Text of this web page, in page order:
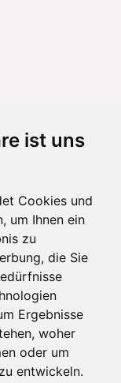
ist uns
Cookies und
um Ihnen ein
zu
die Sie
Ergebnisse
woher
oder um
entwickeln.